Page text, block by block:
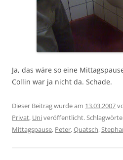
Ja, das wäre so eine
Collin war ja nicht da. Schade.
Dieser Beitrag wurde am 13.03.2007
Privat, Univeröffentlicht.
Mittagspause, Peter,Quatsch,